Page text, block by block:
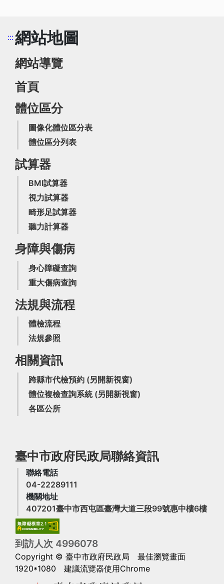
:::網站地圖
網站導覽
首頁
體位區分
圖像化體位區分表
體位區分列表
試算器
BMI試算器
視力試算器
畸形足試算器
聽力計算器
身障與傷病
身心障礙查詢
重大傷病查詢
法規與流程
體檢流程
法規參照
相關資訊
跨縣市代檢預約 (另開新視窗)
體位複檢查詢系統 (另開新視窗)
各區公所
臺中市政府民政局聯絡資訊
聯絡電話
04-22289111
機關地址
407201臺中市西屯區臺灣大道三段99號惠中樓6樓(另
到訪人次 4996078
Copyright © 臺中市政府民政局 最佳瀏覽畫面
1920*1080 建議流覽器使用Chrome